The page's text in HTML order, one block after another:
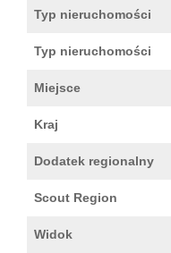
Typ nieruchomości
Typ nieruchomości
Miejsce
Kraj
Dodatek regionalny
Scout Region
Widok